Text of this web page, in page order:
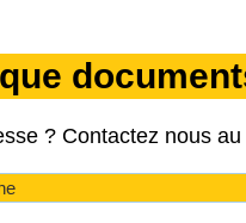
? Contactez nous